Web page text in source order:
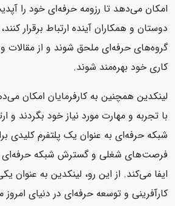
امکان می‌دهد تا رزومه حرفه‌ای خود را آپدیت
دوستان و همکاران آینده ارتباط برقرار
گروه‌های حرفه‌ای ملحق شوند و از مقالات و
کاری خود بهره‌مند شوند.
لینکدین همچنین به کارفرمایان امکان
با تجربه و مهارت مورد نیاز خود بگردند و
شبکه حرفه‌ای به عنوان یک پلتفرم کلیدی
فرصت‌های شغلی و گسترش شبکه حرفه‌ای
ایفا می‌کند. از این رو، لینکدین به عنوان
کارآفرینی و توسعه حرفه‌ای در دنیای امروز